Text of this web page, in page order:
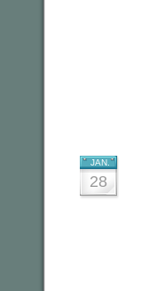
JAN.
28